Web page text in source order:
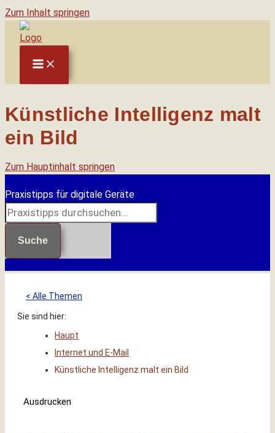
Zum Inhalt springen
Künstliche Intelligenz malt
ein Bild
Zum Hauptinhalt springen
Praxistipps für digitale Geräte
Suche
< Alle Themen
Sie sind hier:
Haupt
Internet und E-Mail
Künstliche Intelligenz malt ein Bild
Ausdrucken